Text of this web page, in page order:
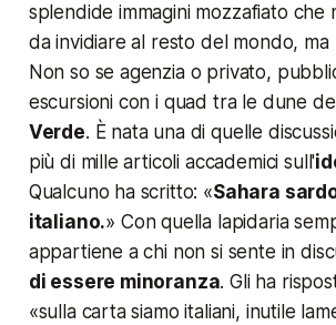
splendide immagini mozzafiato che
da invidiare al resto del mondo, ma
Non so se agenzia o privato,
escursioni con i quad tra le dune
Verde. È nata una di quelle
più di mille articoli accademici sull'
Qualcuno ha scritto: «Sahara
italiano.» Con quella lapidaria
appartiene a chi non si sente in
di essere minoranza. Gli ha
«sulla carta siamo italiani, inutile